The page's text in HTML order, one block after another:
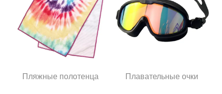
Пляжные полотенца Плавательные очки